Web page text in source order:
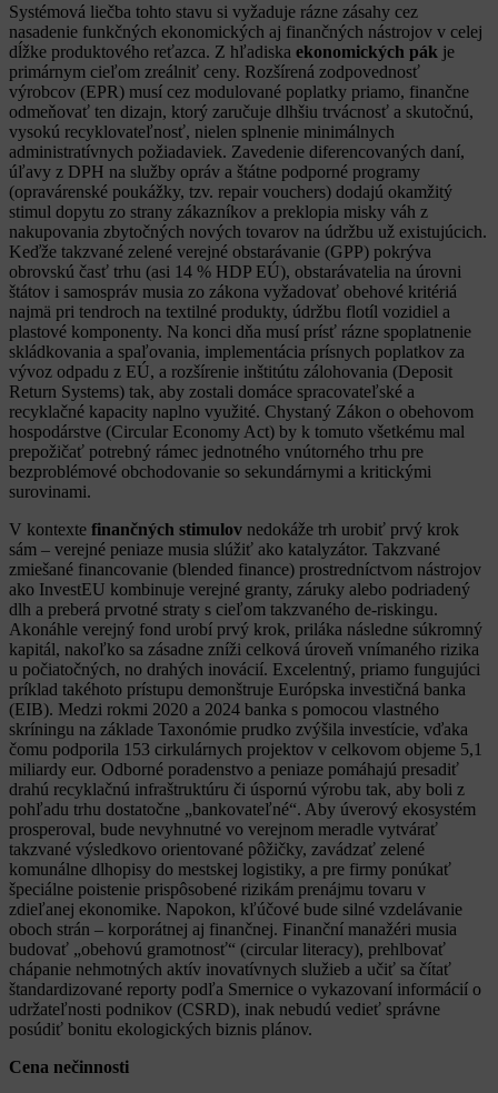
Systémová liečba tohto stavu si vyžaduje rázne zásahy cez
nasadenie funkčných ekonomických aj finančných nástrojov v celej
dĺžke produktového reťazca. Z hľadiska ekonomických pák je
primárnym cieľom zreálniť ceny. Rozšírená zodpovednosť
výrobcov (EPR) musí cez modulované poplatky priamo, finančne
odmeňovať ten dizajn, ktorý zaručuje dlhšiu trvácnosť a skutočnú,
vysokú recyklovateľnosť, nielen splnenie minimálnych
administratívnych požiadaviek. Zavedenie diferencovaných daní,
úľavy z DPH na služby opráv a štátne podporné programy
(opravárenské poukážky, tzv. repair vouchers) dodajú okamžitý
stimul dopytu zo strany zákazníkov a preklopia misky váh z
nakupovania zbytočných nových tovarov na údržbu už existujúcich.
Keďže takzvané zelené verejné obstarávanie (GPP) pokrýva
obrovskú časť trhu (asi 14 % HDP EÚ), obstarávatelia na úrovni
štátov i samospráv musia zo zákona vyžadovať obehové kritériá
najmä pri tendroch na textilné produkty, údržbu flotíl vozidiel a
plastové komponenty. Na konci dňa musí prísť rázne spoplatnenie
skládkovania a spaľovania, implementácia prísnych poplatkov za
vývoz odpadu z EÚ, a rozšírenie inštitútu zálohovania (Deposit
Return Systems) tak, aby zostali domáce spracovateľské a
recyklačné kapacity naplno využité. Chystaný Zákon o obehovom
hospodárstve (Circular Economy Act) by k tomuto všetkému mal
prepožičať potrebný rámec jednotného vnútorného trhu pre
bezproblémové obchodovanie so sekundárnymi a kritickými
surovinami.
V kontexte finančných stimulov nedokáže trh urobiť prvý krok
sám – verejné peniaze musia slúžiť ako katalyzátor. Takzvané
zmiešané financovanie (blended finance) prostredníctvom nástrojov
ako InvestEU kombinuje verejné granty, záruky alebo podriadený
dlh a preberá prvotné straty s cieľom takzvaného de-riskingu.
Akonáhle verejný fond urobí prvý krok, priláka následne súkromný
kapitál, nakoľko sa zásadne zníži celková úroveň vnímaného rizika
u počiatočných, no drahých inovácií. Excelentný, priamo fungujúci
príklad takéhoto prístupu demonštruje Európska investičná banka
(EIB). Medzi rokmi 2020 a 2024 banka s pomocou vlastného
skríningu na základe Taxonómie prudko zvýšila investície, vďaka
čomu podporila 153 cirkulárnych projektov v celkovom objeme 5,1
miliardy eur. Odborné poradenstvo a peniaze pomáhajú presadiť
drahú recyklačnú infraštruktúru či úspornú výrobu tak, aby boli z
pohľadu trhu dostatočne „bankovateľné“. Aby úverový ekosystém
prosperoval, bude nevyhnutné vo verejnom meradle vytvárať
takzvané výsledkovo orientované pôžičky, zavádzať zelené
komunálne dlhopisy do mestskej logistiky, a pre firmy ponúkať
špeciálne poistenie prispôsobené rizikám prenájmu tovaru v
zdieľanej ekonomike. Napokon, kľúčové bude silné vzdelávanie
oboch strán – korporátnej aj finančnej. Finanční manažéri musia
budovať „obehovú gramotnosť“ (circular literacy), prehlbovať
chápanie nehmotných aktív inovatívnych služieb a učiť sa čítať
štandardizované reporty podľa Smernice o vykazovaní informácií o
udržateľnosti podnikov (CSRD), inak nebudú vedieť správne
posúdiť bonitu ekologických biznis plánov.
Cena nečinnosti